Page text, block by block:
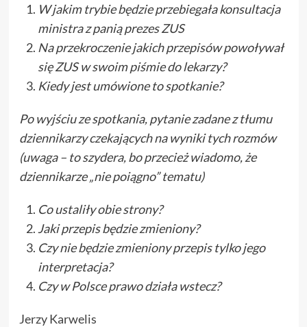
W jakim trybie będzie przebiegała konsultacja
ministra z panią prezes ZUS
Na przekroczenie jakich przepisów powoływał
się ZUS w swoim piśmie do lekarzy?
Kiedy jest umówione to spotkanie?
Po wyjściu ze spotkania, pytanie zadane z tłumu
dziennikarzy czekających na wyniki tych rozmów
(uwaga – to szydera, bo przecież wiadomo, że
dziennikarze „nie poiągno” tematu)
Co ustaliły obie strony?
Jaki przepis będzie zmieniony?
Czy nie będzie zmieniony przepis tylko jego
interpretacja?
Czy w Polsce prawo działa wstecz?
Jerzy Karwelis